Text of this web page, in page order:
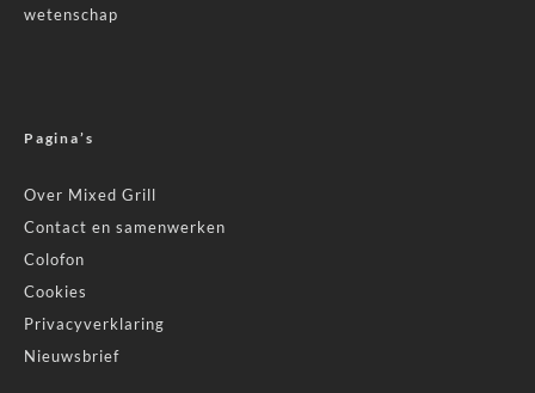
wetenschap
Pagina’s
Over Mixed Grill
Contact en samenwerken
Colofon
Cookies
Privacyverklaring
Nieuwsbrief